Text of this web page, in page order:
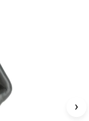
›